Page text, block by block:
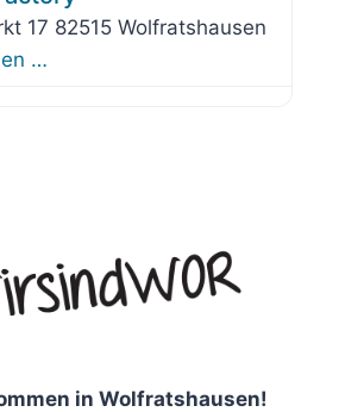
17 82515 Wolfratshausen
…
in Wolfratshausen!